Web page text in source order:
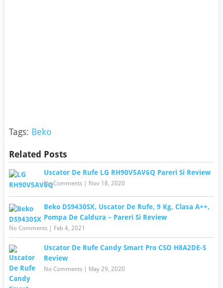
Tags: Beko
Related Posts
Uscator De Rufe LG RH90V5AV6Q Pareri Si Review
No Comments| Nov 18, 2020
Beko DS9430SX, Uscator De Rufe, 9 Kg, Clasa A++,
Pompa De Caldura – Pareri Si Review
No Comments| Feb 4, 2021
Uscator De Rufe Candy Smart Pro CSO H8A2DE-S
Review
No Comments| May 29, 2020